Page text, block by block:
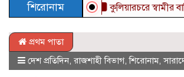
শিরোনাম কুলিয়ারচরে স্বামীর বাড়ি
প্রথম পাতা
দেশ প্রতিদিন, রাজশাহী বিভাগ,শিরোনাম,